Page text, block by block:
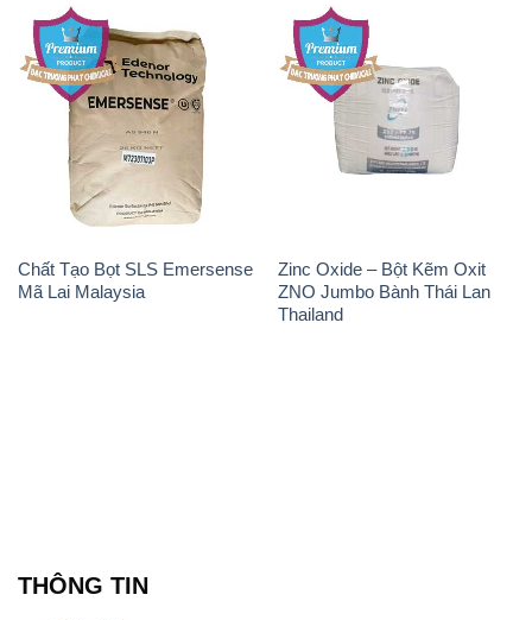
Chất Tạo Bọt SLS Emersense
Mã Lai Malaysia
Zinc Oxide – Bột Kẽm Oxit
ZNO Jumbo Bành Thái Lan
Thailand
THÔNG TIN